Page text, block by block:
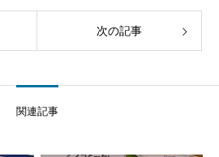
次の記事
関連記事